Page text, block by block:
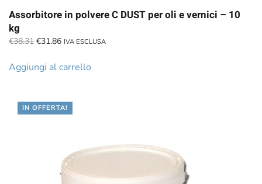
Assorbitore in polvere C DUST per oli e vernici – 10
kg
€38.31 Il
originale
€31.86Il
attuale
IVA ESCLUSA
Aggiungi al carrello
IN OFFERTA!